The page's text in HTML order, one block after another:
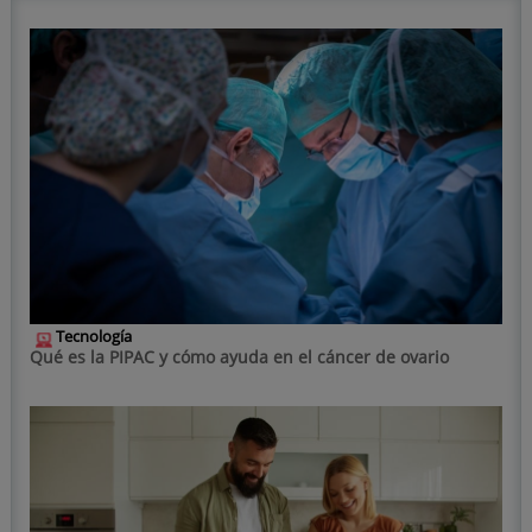
Tecnología
Qué es la PIPAC y cómo ayuda en el cáncer de ovario